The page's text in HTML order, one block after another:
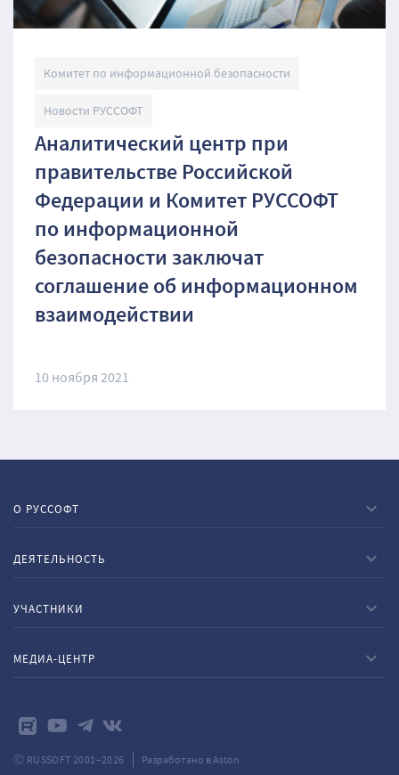
Комитет по информационной безопасности
Новости РУССОФТ
Аналитический центр при
правительстве Российской
Федерации и Комитет РУССОФТ
по информационной
безопасности заключат
соглашение об информационном
взаимодействии
10 ноября 2021
О РУССОФТ
ДЕЯТЕЛЬНОСТЬ
УЧАСТНИКИ
МЕДИА-ЦЕНТР
Ⓒ RUSSOFT 2001–2026 Разработано в Aston